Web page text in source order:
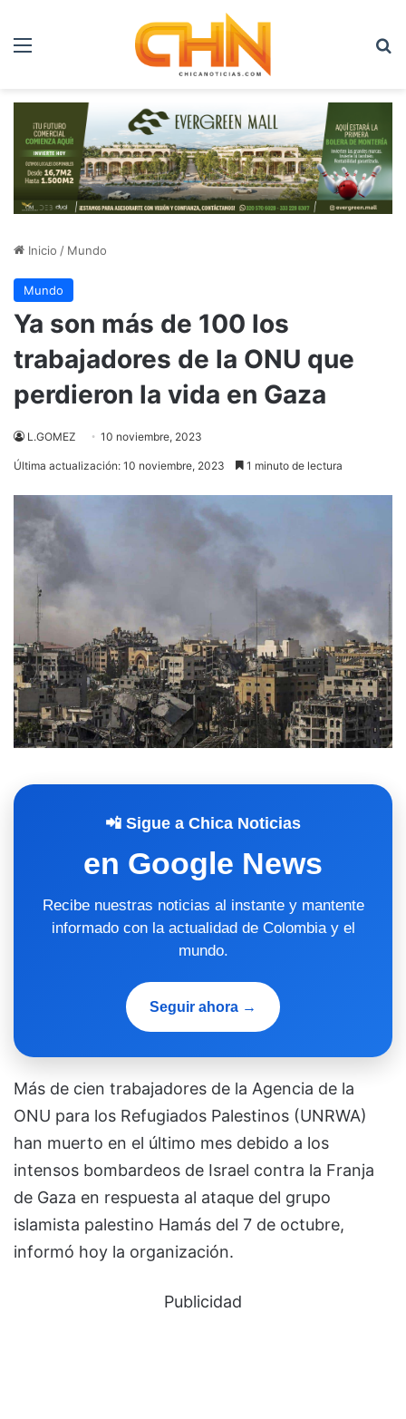
Menú
Inicio / Mundo
Mundo
Ya son más de 100 los
trabajadores de la ONU que
perdieron la vida en Gaza
L.GOMEZ 10 noviembre, 2023
Última actualización: 10 noviembre, 2023 1 minuto de lectura
📲 Sigue a Chica Noticias
en Google News
Recibe nuestras noticias al instante y mantente
informado con la actualidad de Colombia y el
mundo.
Seguir ahora →
Más de cien trabajadores de la Agencia de la
ONU para los Refugiados Palestinos (UNRWA)
han muerto en el último mes debido a los
intensos bombardeos de Israel contra la Franja
de Gaza en respuesta al ataque del grupo
islamista palestino Hamás del 7 de octubre,
informó hoy la organización.
Publicidad